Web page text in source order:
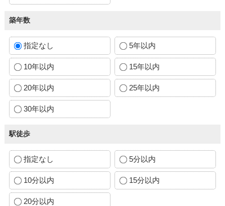
築年数
指定なし 5年以内
10年以内 15年以内
20年以内 25年以内
30年以内
駅徒歩
指定なし 5分以内
10分以内 15分以内
20分以内